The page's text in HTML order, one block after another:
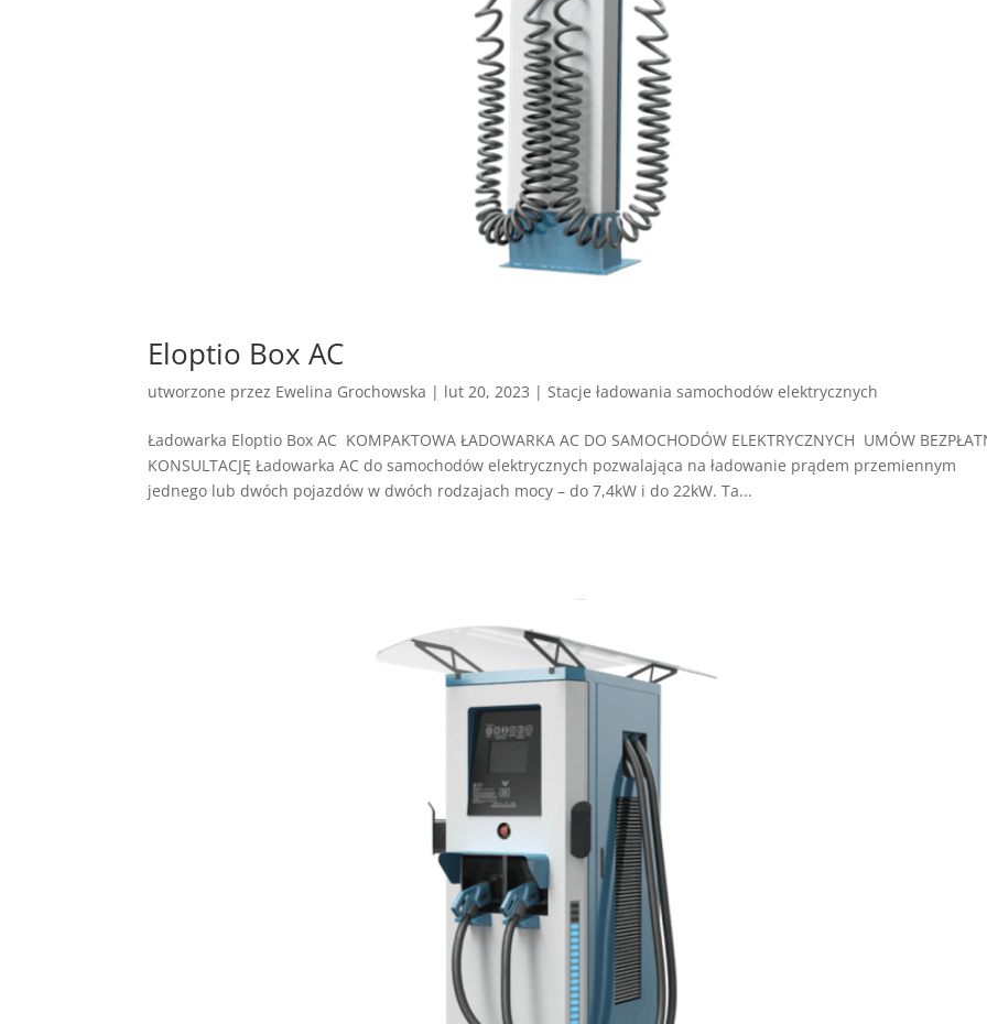
Eloptio Box AC
utworzone przez Ewelina Grochowska | lut 20, 2023 |Stacje ładowania samochodów elektrycznych
Ładowarka Eloptio Box AC KOMPAKTOWA ŁADOWARKA AC DO SAMOCHODÓW ELEKTRYCZNYCH UMÓW
KONSULTACJĘ Ładowarka AC do samochodów elektrycznych pozwalająca na ładowanie prądem przemiennym
jednego lub dwóch pojazdów w dwóch rodzajach mocy – do 7,4kW i do 22kW. Ta...